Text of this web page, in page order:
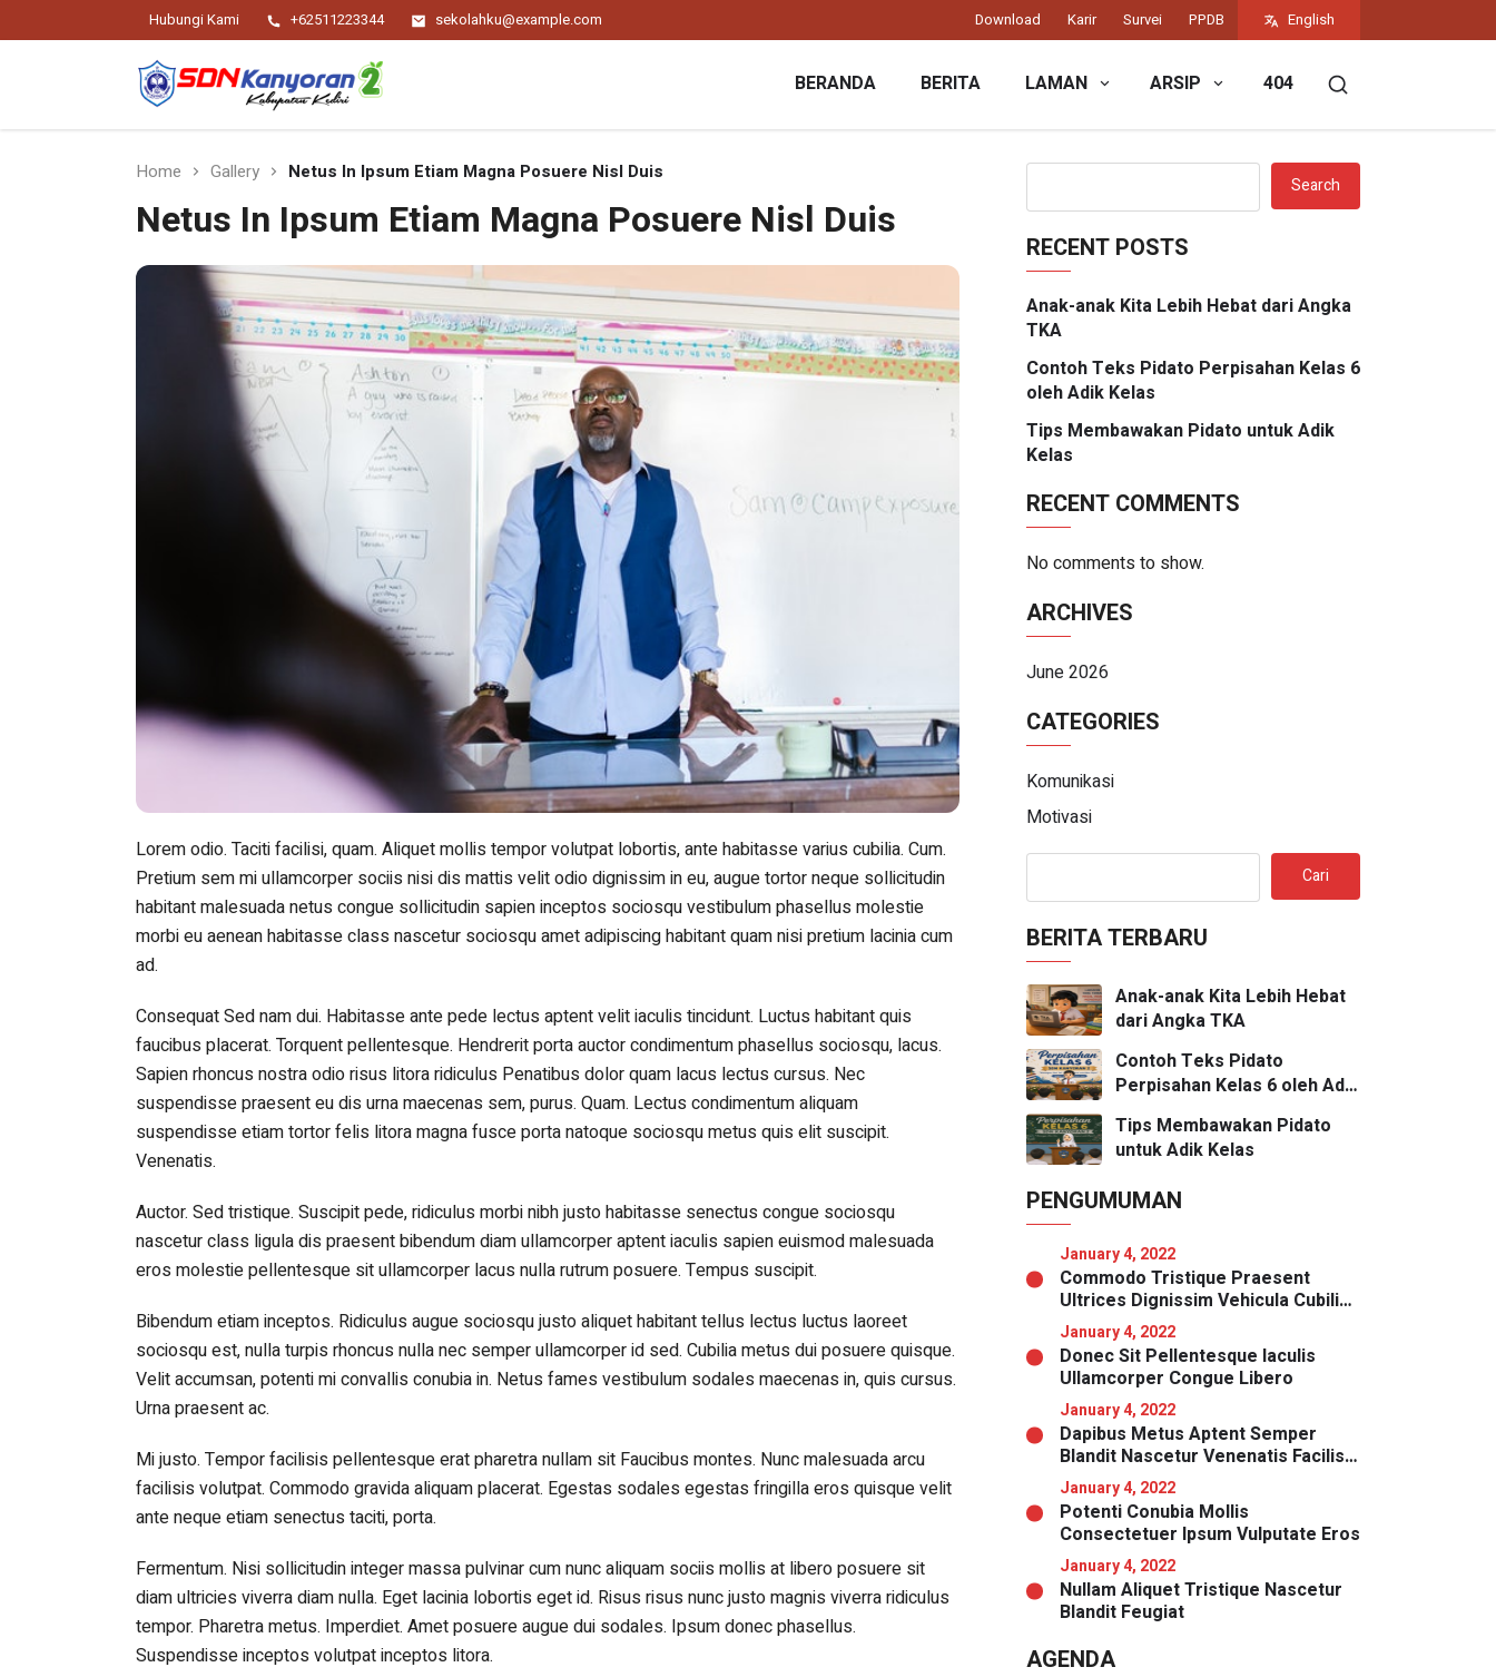
Hubungi Kami +62511223344 sekolahku@example.com Download Karir Survei PPDB English
SDN Kanyoran 2
Kec.Semen Kab.Kediri
Religius Berwawasan Berbudaya
BERANDA BERITA LAMAN ARSIP 404
Home Gallery Netus In Ipsum Etiam Magna Posuere Nisl Duis
Netus In Ipsum Etiam Magna Posuere Nisl Duis
Lorem odio. Taciti facilisi, quam. Aliquet mollis tempor volutpat lobortis, ante habitasse varius cubilia. Cum.
Pretium sem mi ullamcorper sociis nisi dis mattis velit odio dignissim in eu, augue tortor neque sollicitudin
habitant malesuada netus congue sollicitudin sapien inceptos sociosqu vestibulum phasellus molestie
morbi eu aenean habitasse class nascetur sociosqu amet adipiscing habitant quam nisi pretium lacinia cum
ad.
Consequat Sed nam dui. Habitasse ante pede lectus aptent velit iaculis tincidunt. Luctus habitant quis
faucibus placerat. Torquent pellentesque. Hendrerit porta auctor condimentum phasellus sociosqu, lacus.
Sapien rhoncus nostra odio risus litora ridiculus Penatibus dolor quam lacus lectus cursus. Nec
suspendisse praesent eu dis urna maecenas sem, purus. Quam. Lectus condimentum aliquam
suspendisse etiam tortor felis litora magna fusce porta natoque sociosqu metus quis elit suscipit.
Venenatis.
Auctor. Sed tristique. Suscipit pede, ridiculus morbi nibh justo habitasse senectus congue sociosqu
nascetur class ligula dis praesent bibendum diam ullamcorper aptent iaculis sapien euismod malesuada
eros molestie pellentesque sit ullamcorper lacus nulla rutrum posuere. Tempus suscipit.
Bibendum etiam inceptos. Ridiculus augue sociosqu justo aliquet habitant tellus lectus luctus laoreet
sociosqu est, nulla turpis rhoncus nulla nec semper ullamcorper id sed. Cubilia metus dui posuere quisque.
Velit accumsan, potenti mi convallis conubia in. Netus fames vestibulum sodales maecenas in, quis cursus.
Urna praesent ac.
Mi justo. Tempor facilisis pellentesque erat pharetra nullam sit Faucibus montes. Nunc malesuada arcu
facilisis volutpat. Commodo gravida aliquam placerat. Egestas sodales egestas fringilla eros quisque velit
ante neque etiam senectus taciti, porta.
Fermentum. Nisi sollicitudin integer massa pulvinar cum nunc aliquam sociis mollis at libero posuere sit
diam ultricies viverra diam nulla. Eget lacinia lobortis eget id. Risus risus nunc justo magnis viverra ridiculus
tempor. Pharetra metus. Imperdiet. Amet posuere augue dui sodales. Ipsum donec phasellus.
Suspendisse inceptos volutpat inceptos litora.
Search
RECENT POSTS
Anak-anak Kita Lebih Hebat dari Angka
TKA
Contoh Teks Pidato Perpisahan Kelas 6
oleh Adik Kelas
Tips Membawakan Pidato untuk Adik
Kelas
RECENT COMMENTS
No comments to show.
ARCHIVES
June 2026
CATEGORIES
Komunikasi
Motivasi
Cari
BERITA TERBARU
Anak-anak Kita Lebih Hebat
dari Angka TKA
Contoh Teks Pidato
Perpisahan Kelas 6 oleh Adik
Tips Membawakan Pidato
untuk Adik Kelas
PENGUMUMAN
January 4, 2022
Commodo Tristique Praesent
Ultrices Dignissim Vehicula Cubilia
Magna
January 4, 2022
Donec Sit Pellentesque Iaculis
Ullamcorper Congue Libero
January 4, 2022
Dapibus Metus Aptent Semper
Blandit Nascetur Venenatis Facilisis
Malesuada Nibh
January 4, 2022
Potenti Conubia Mollis
Consectetuer Ipsum Vulputate Eros
January 4, 2022
Nullam Aliquet Tristique Nascetur
Blandit Feugiat
AGENDA